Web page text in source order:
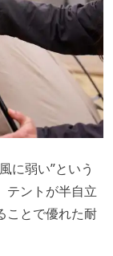
に弱い”という
テントが半自立
ことで優れた耐